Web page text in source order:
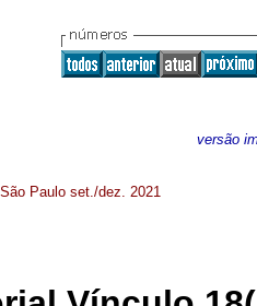
versão
Paulo set./dez. 2021